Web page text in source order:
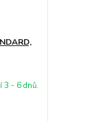
3 - 6 dnů.